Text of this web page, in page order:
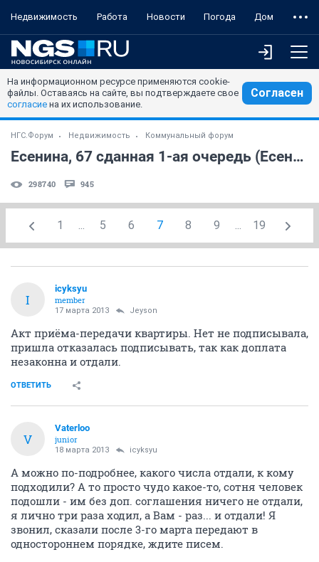
Недвижимость Работа Новости Погода Дом
На информационном ресурсе применяются cookie-
файлы. Оставаясь на сайте, вы подтверждаете свое
согласие на их использование.
Согласен
НГС.Форум Недвижимость Коммунальный форум
Есенина, 67 сданная 1-ая очередь (Есенина 65)
298740 945
1 ... 5 6 7 8 9 ... 19
I
icyksyu
member
17 марта 2013 Jeyson
Акт приёма-передачи квартиры. Нет не подписывала,
пришла отказалась подписывать, так как доплата
незаконна и отдали.
ОТВЕТИТЬ
V
Vaterloo
junior
18 марта 2013 icyksyu
А можно по-подробнее, какого числа отдали, к кому
подходили? А то просто чудо какое-то, сотня человек
подошли - им без доп. соглашения ничего не отдали,
я лично три раза ходил, а Вам - раз... и отдали! Я
звонил, сказали после 3-го марта передают в
одностороннем порядке, ждите писем.